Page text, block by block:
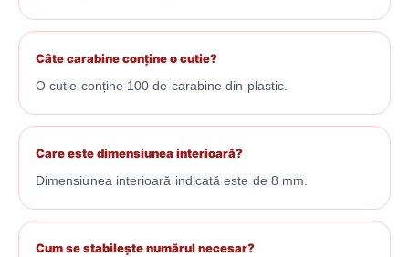
Câte carabine conține o cutie?
O cutie conține 100 de carabine din plastic.
Care este dimensiunea interioară?
Dimensiunea interioară indicată este de 8 mm.
Cum se stabilește numărul necesar?